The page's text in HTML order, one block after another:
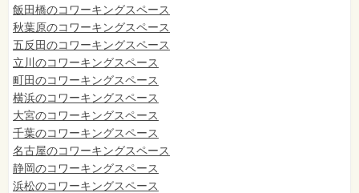
飯田橋のコワーキングスペース
秋葉原のコワーキングスペース
五反田のコワーキングスペース
立川のコワーキングスペース
町田のコワーキングスペース
横浜のコワーキングスペース
大宮のコワーキングスペース
千葉のコワーキングスペース
名古屋のコワーキングスペース
静岡のコワーキングスペース
浜松のコワーキングスペース